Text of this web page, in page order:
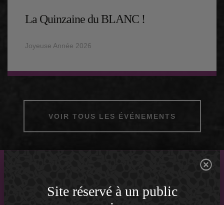
La Quinzaine du BLANC !
Joyeuse Année 2026
VOIR TOUS LES ÉVÉNEMENTS
Site réservé à un public